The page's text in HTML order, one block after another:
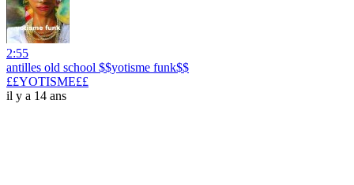
2:55
antilles old school $$yotisme funk$$
££YOTISME££
il y a 14 ans